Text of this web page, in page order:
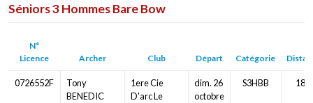
Séniors 3 Hommes Bare Bow
N°
Licence
Archer Club Départ Catégorie
0726552F
Tony
BENEDIC
1ere Cie
D'arc Le
dim. 26
octobre
S3HBB 18m